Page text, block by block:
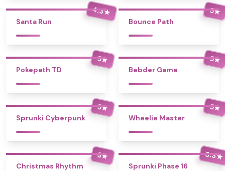
4.3★
Santa Run
5★
Bounce Path
5★
Pokepath TD
5★
Bebder Game
5★
Sprunki Cyberpunk
5★
Wheelie Master
3★
Christmas Rhythm
3.3★
Sprunki Phase 16